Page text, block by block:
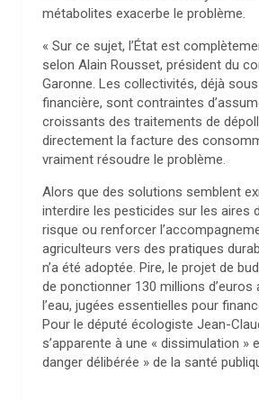
métabolites exacerbe le problème.
« Sur ce sujet, l’État est
selon Alain Rousset, président du
Garonne. Les collectivités, déjà
financière, sont contraintes
croissants des traitements de
directement la facture des
vraiment résoudre le problème.
Alors que des solutions semblent
interdire les pesticides sur les aires
risque ou renforcer
agriculteurs vers des pratiques
n’a été adoptée. Pire, le projet de
de ponctionner 130 millions d’euros
l’eau, jugées essentielles pour
Pour le député écologiste Jean-
s’apparente à une « dissimulation »
danger délibérée » de la santé